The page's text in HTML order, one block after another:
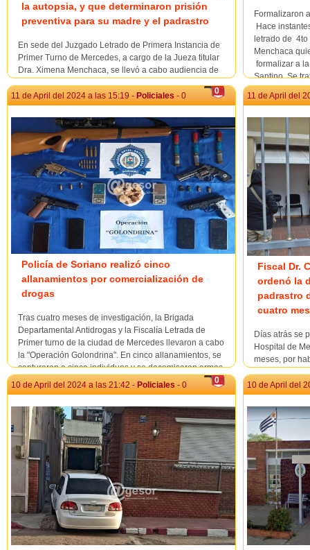
la autopsia, y que determinaron prisión
preventiva para su madre y el padrastro
En sede del Juzgado Letrado de Primera Instancia de
Primer Turno de Mercedes, a cargo de la Jueza titular
Dra. Ximena Menchaca, se llevó a cabo audiencia de
Mercedes de Primer Turno, representada en la ocasión
por la titular subrogante de 2º Turno Fiscal D...
Formalizaron
Hace
letrado de
Menchaca
formalizar a
Santino. Se
0
11 de April del 2024 a las 15:19 - Policiales - 0
Policía de Soriano realizó cinco
allanamientos por comercialización de
drogas
Tras cuatro meses de investigación, la Brigada
Departamental Antidrogas y la Fiscalía Letrada de
Primer turno de la ciudad de Mercedes llevaron a cabo
la "Operación Golondrina". En cinco allanamientos, se
capturaron a cinco individuos y se decomisaron armas,
drogas, dinero, teléfonos celulares, balanzas de p...
11 de April del
Fiscal Dr.
ordenó la
padrastro
cuatro
Días atrás se
Hospital de
meses, por
centro de
asistencial de
0
10 de April del 2024 a las 21:42 - Policiales - 0 10 de April del